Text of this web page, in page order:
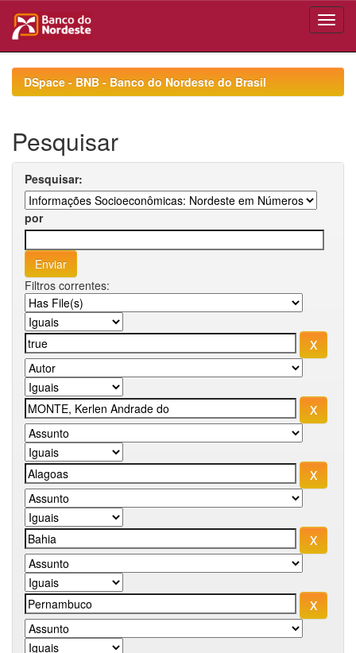
navigationDSpace - BNB - Banco do Nordeste do Brasil
Pesquisar
Pesquisar:
por
Filtros correntes: